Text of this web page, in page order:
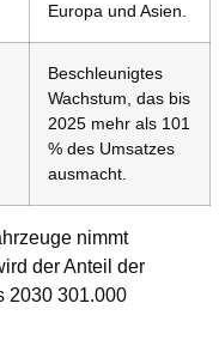
Europa und Asien.
Beschleunigtes
Wachstum, das bis
2025 mehr als 101
% des Umsatzes
ausmacht.
nimmt
der Anteil der
2030 301.000